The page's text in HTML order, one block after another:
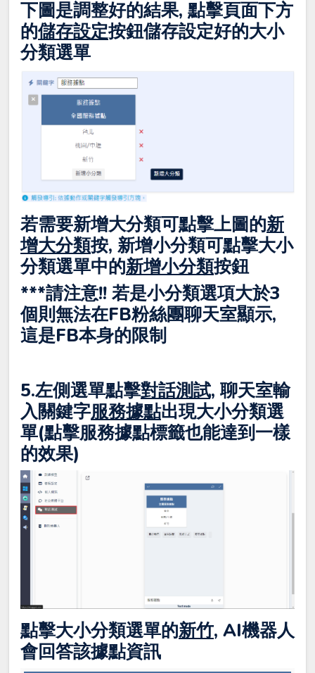
下圖是調整好的結果, 點擊頁面下方
的儲存設定按鈕儲存設定好的大小
分類選單
若需要新增大分類可點擊上圖的新
增大分類按, 新增小分類可點擊大小
分類選單中的新增小分類按鈕
***請注意!! 若是小分類選項大於3
個則無法在FB粉絲團聊天室顯示,
這是FB本身的限制
5.左側選單點擊對話測試, 聊天室輸
入關鍵字服務據點出現大小分類選
單(點擊服務據點標籤也能達到一樣
的效果)
點擊大小分類選單的新竹, AI機器人
會回答該據點資訊